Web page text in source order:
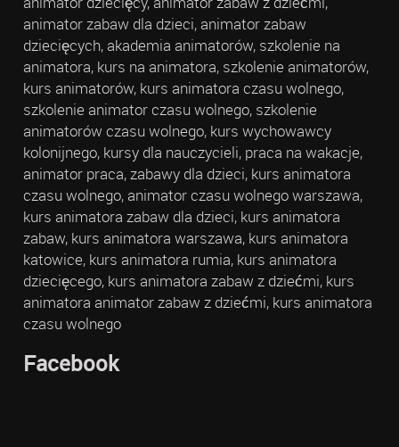
animator zabaw dla dzieci, animator zabaw
dziecięcych, akademia animatorów, szkolenie na
animatora, kurs na animatora, szkolenie animatorów,
kurs animatorów, kurs animatora czasu wolnego,
szkolenie animator czasu wolnego, szkolenie
animatorów czasu wolnego, kurs wychowawcy
kolonijnego, kursy dla nauczycieli, praca na wakacje,
animator praca, zabawy dla dzieci, kurs animatora
czasu wolnego, animator czasu wolnego warszawa,
kurs animatora zabaw dla dzieci, kurs animatora
zabaw, kurs animatora warszawa, kurs animatora
katowice, kurs animatora rumia, kurs animatora
dziecięcego, kurs animatora zabaw z dziećmi, kurs
animatora animator zabaw z dziećmi, kurs animatora
czasu wolnego
Facebook